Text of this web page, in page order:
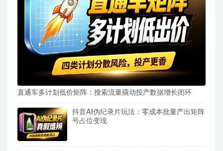
直通车多计划低价矩阵：搜索流量撬动投产数据增长闭环
抖音AI伪纪录片玩法：零成本批量产出矩阵
号占位变现